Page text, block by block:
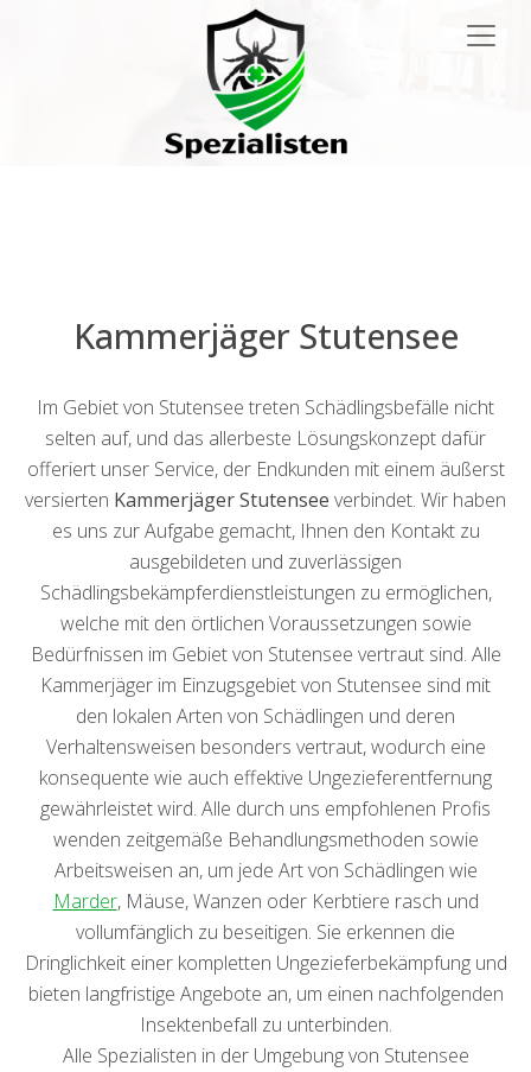
Kammerjäger Stutensee
Im Gebiet von Stutensee treten Schädlingsbefälle nicht
selten auf, und das allerbeste Lösungskonzept dafür
offeriert unser Service, der Endkunden mit einem äußerst
versierten Kammerjäger Stutensee verbindet. Wir haben
es uns zur Aufgabe gemacht, Ihnen den Kontakt zu
ausgebildeten und zuverlässigen
Schädlingsbekämpferdienstleistungen zu ermöglichen,
welche mit den örtlichen Voraussetzungen sowie
Bedürfnissen im Gebiet von Stutensee vertraut sind. Alle
Kammerjäger im Einzugsgebiet von Stutensee sind mit
den lokalen Arten von Schädlingen und deren
Verhaltensweisen besonders vertraut, wodurch eine
konsequente wie auch effektive Ungezieferentfernung
gewährleistet wird. Alle durch uns empfohlenen Profis
wenden zeitgemäße Behandlungsmethoden sowie
Arbeitsweisen an, um jede Art von Schädlingen wie
Marder, Mäuse, Wanzen oder Kerbtiere rasch und
vollumfänglich zu beseitigen. Sie erkennen die
Dringlichkeit einer kompletten Ungezieferbekämpfung und
bieten langfristige Angebote an, um einen nachfolgenden
Insektenbefall zu unterbinden.
Alle Spezialisten in der Umgebung von Stutensee